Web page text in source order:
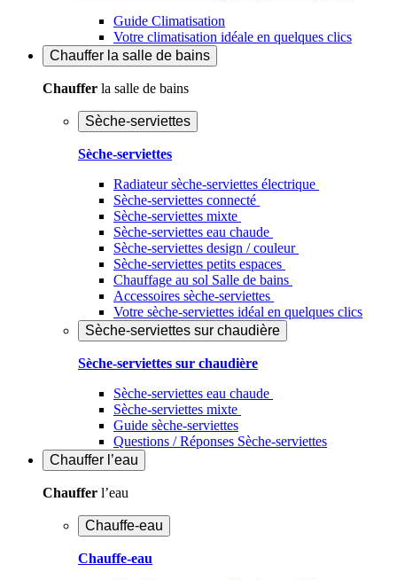
Guide Climatisation
Votre climatisation idéale en quelques clics
Chauffer la salle de bains
Chauffer la salle de bains
Sèche-serviettes
Sèche-serviettes
Radiateur sèche-serviettes électrique
Sèche-serviettes connecté
Sèche-serviettes mixte
Sèche-serviettes eau chaude
Sèche-serviettes design / couleur
Sèche-serviettes petits espaces
Chauffage au sol Salle de bains
Accessoires sèche-serviettes
Votre sèche-serviettes idéal en quelques clics
Sèche-serviettes sur chaudière
Sèche-serviettes sur chaudière
Sèche-serviettes eau chaude
Sèche-serviettes mixte
Guide sèche-serviettes
Questions / Réponses Sèche-serviettes
Chauffer l’eau
Chauffer l’eau
Chauffe-eau
Chauffe-eau